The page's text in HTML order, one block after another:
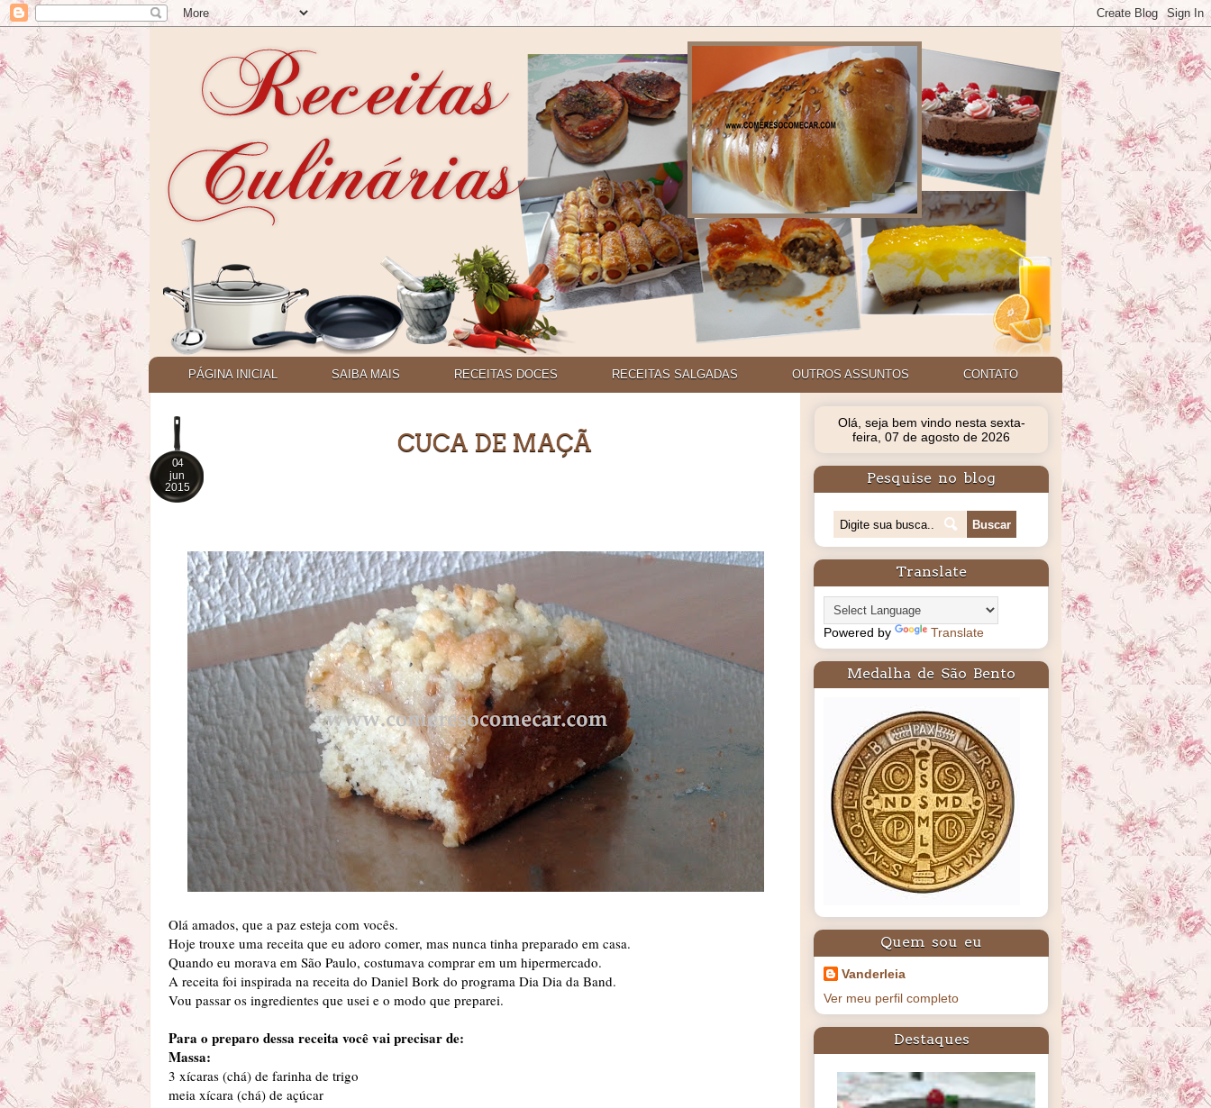
PÁGINA INICIAL SAIBA MAIS RECEITAS DOCES RECEITAS SALGADAS OUTROS ASSUNTOS CONTATO
04
jun
2015
CUCA DE MAÇÃ
Olá amados, que a paz esteja com vocês.
Hoje trouxe uma receita que eu adoro comer, mas nunca tinha preparado em casa.
Quando eu morava em São Paulo, costumava comprar em um hipermercado.
A receita foi inspirada na receita do Daniel Bork do programa Dia Dia da Band.
Vou passar os ingredientes que usei e o modo que preparei.
Para o preparo dessa receita você vai precisar de:
Massa:
3 xícaras (chá) de farinha de trigo
meia xícara (chá) de açúcar
Olá, seja bem vindo nesta sexta-
feira, 07 de agosto de 2026
Pesquise no blog
Translate
Powered by Translate
Medalha de São Bento
Quem sou eu
Vanderleia
Ver meu perfil completo
Destaques